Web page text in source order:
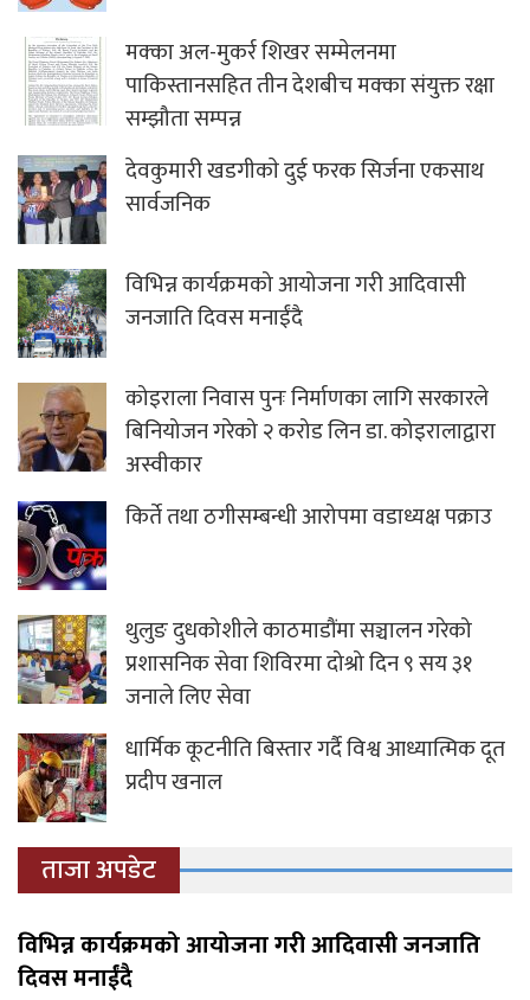
मक्का अल-मुकर्र शिखर सम्मेलनमा
पाकिस्तानसहित तीन देशबीच मक्का संयुक्त रक्षा
सम्झौता सम्पन्न
देवकुमारी खडगीकाे दुई फरक सिर्जना एकसाथ
सार्वजनिक
विभिन्न कार्यक्रमको आयोजना गरी आदिवासी
जनजाति दिवस मनाईंदै
कोइराला निवास पुनः निर्माणका लागि सरकारले
बिनियोजन गरेको २ करोड लिन डा. कोइरालाद्वारा
अस्वीकार
किर्ते तथा ठगीसम्बन्धी आरोपमा वडाध्यक्ष पक्राउ
थुलुङ दुधकोशीले काठमाडौंमा सञ्चालन गरेको
प्रशासनिक सेवा शिविरमा दोश्रो दिन ९ सय ३१
जनाले लिए सेवा
धार्मिक कूटनीति बिस्तार गर्दै विश्व आध्यात्मिक दूत
प्रदीप खनाल
ताजा अपडेट
विभिन्न कार्यक्रमको आयोजना गरी आदिवासी जनजाति
दिवस मनाईंदै